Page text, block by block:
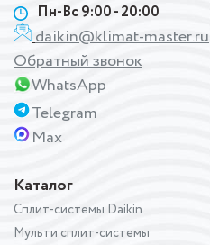
Каталог
Сплит-системы Daikin
Мульти сплит-системы
Пн-Вс 9:00 - 20:00
daikin@klimat-master.ru
Обратный звонок
WhatsApp
Telegram
Max